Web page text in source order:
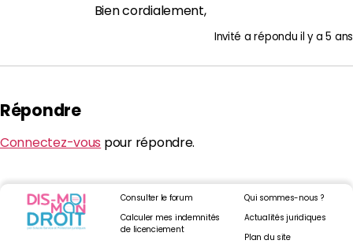
Bien cordialement,
Invité a réponduil y a 5 ans
Répondre
Connectez-vous pour répondre.
Consulter le forum
Calculer mes indemnités
de licenciement
Qui sommes-nous ?
Actualités juridiques
Plan du site